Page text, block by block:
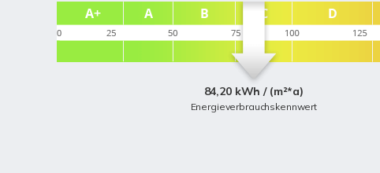
84,20 kWh / (m²*a)
Energieverbrauchskennwert